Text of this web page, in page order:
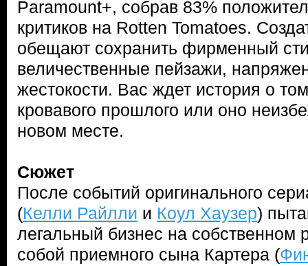
Paramount+, собрав 83%
критиков на Rotten Tomatoes.
обещают сохранить фирменный
величественные пейзажи,
жестокости. Вас ждет история о
кровавого прошлого или оно
новом месте.
Сюжет
После событий оригинального
(Келли Райлли и Коул Хаузер)
легальный бизнес на собственном
собой приемного сына Картера (